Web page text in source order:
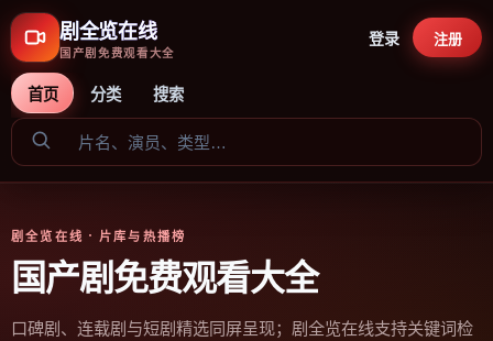
剧全览在线
国产剧免费观看大全
首页 分类 搜索
登录 注册
剧全览在线 · 片库与热播榜
国产剧免费观看大全
口碑剧、连载剧与短剧精选同屏呈现；剧全览在线支持关键词检